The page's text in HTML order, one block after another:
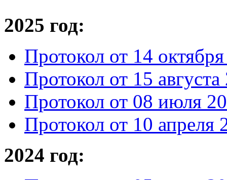
2025 год:
Протокол от 14
Протокол от 15 августа
Протокол от 08 июля
Протокол от 10 апреля
2024 год: